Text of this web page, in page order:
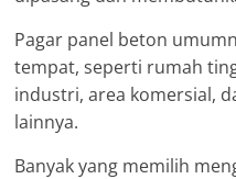
Pagar panel beton
tempat, seperti rumah
industri, area komersial,
lainnya.
Banyak yang memilih